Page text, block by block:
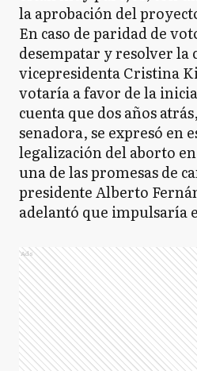
la aprobación del
En caso de paridad de
desempatar y resolver la
vicepresidenta Cristina
votaría a favor de la
cuenta que dos años
senadora, se expresó en
legalización del aborto
una de las promesas de
presidente Alberto
adelantó que impulsaría
Ads